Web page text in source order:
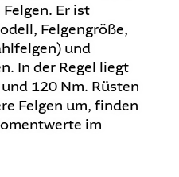
Er ist
Felgengröße,
und
In der Regel liegt
120 Nm. Rüsten
Felgen um, finden
im